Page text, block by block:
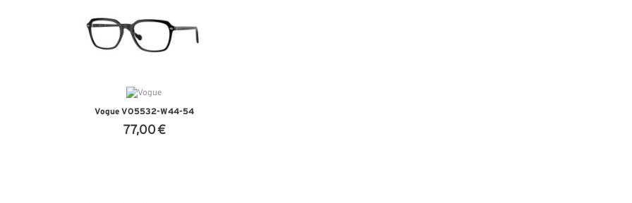
Vogue VO5532-W44-54
77,00 €